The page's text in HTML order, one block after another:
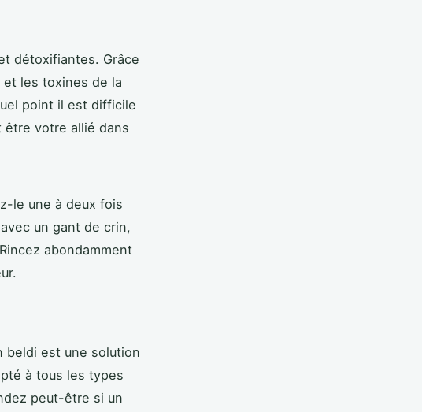
détoxifiantes. Grâce
les toxines de la
point il est difficile
être votre allié dans
le une à deux fois
un gant de crin,
abondamment
beldi est une solution
à tous les types
peut-être si un